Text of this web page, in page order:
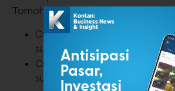
Tomohon hari ini Minggu, 8 Maret
Cuaca kota Manado hari ini:
suhu 24-28
C, kelembapan
Cuaca kota Tomohon hari ini:
suhu 21-260C, kelembapan